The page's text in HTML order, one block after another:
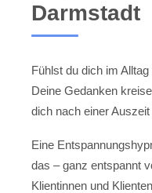
Darmstadt
Fühlst du dich im
Deine Gedanken
dich nach einer
Eine
das – ganz entspannt
Klientinnen und